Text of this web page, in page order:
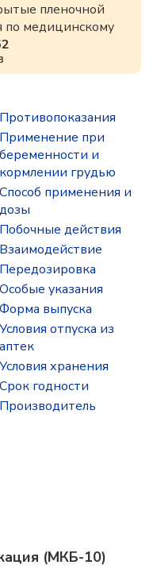
пленочной
по медицинскому
Противопоказания
Применение при
беременности и
кормлении грудью
Способ применения и
дозы
Побочные действия
Взаимодействие
Передозировка
Особые указания
Форма выпуска
Условия отпуска из
аптек
Условия хранения
Срок годности
Производитель
(МКБ-10)